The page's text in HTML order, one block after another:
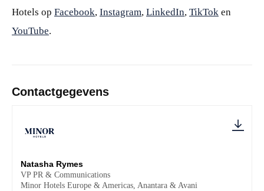
Hotels op Facebook, Instagram, LinkedIn, TikTok en
YouTube.
Contactgegevens
Natasha Rymes
VP PR & Communications
Minor Hotels Europe & Americas, Anantara & Avani